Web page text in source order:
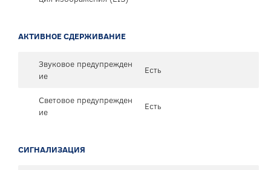
АКТИВНОЕ СДЕРЖИВАНИЕ
Звуковое предупрежден
ие
Есть
Световое предупрежден
ие
Есть
СИГНАЛИЗАЦИЯ